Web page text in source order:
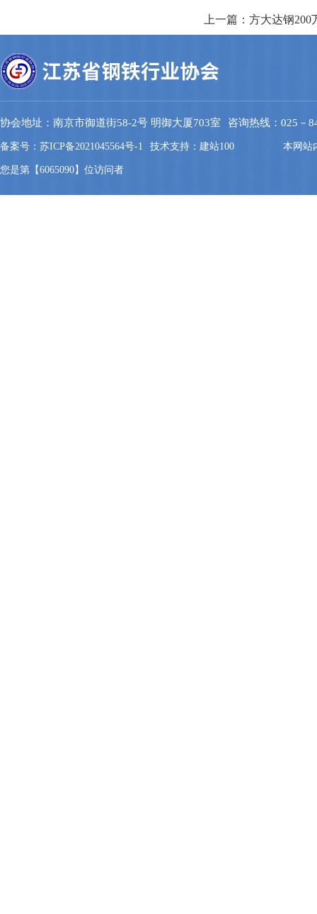
上一篇：方大达钢
协会地址：南京市御道街58-2号 明御大厦703室 咨询热线：025－
备案号：苏ICP备2021045564号-1 技术支持：建站100 本网站
您是第【6065090】位访问者